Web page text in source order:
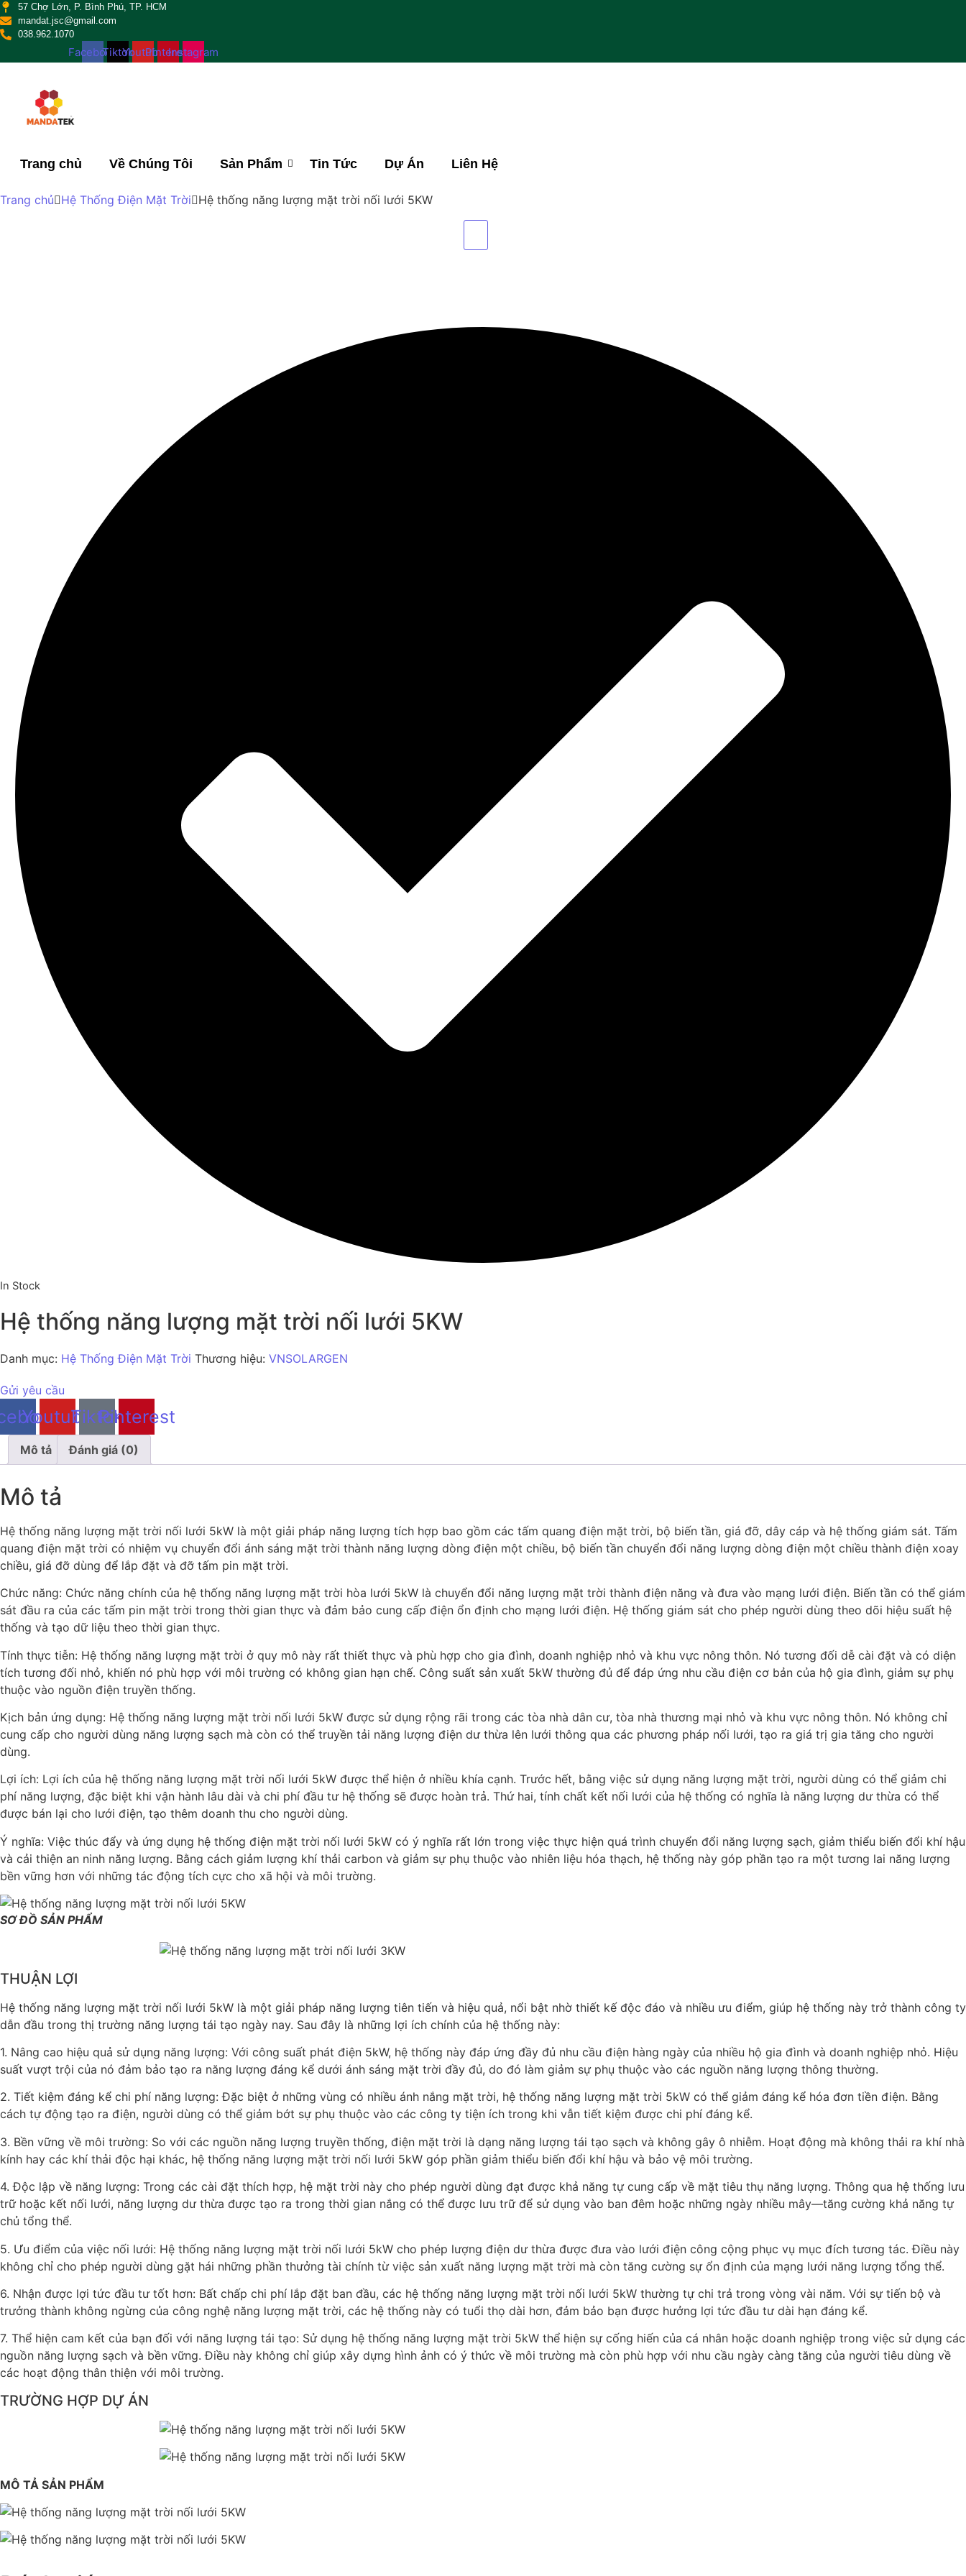
57 Chợ Lớn, P. Bình Phú, TP. HCM
mandat.jsc@gmail.com
038.962.1070
FacebookTiktokYoutubePinterestInstagram
Trang chủ Về Chúng Tôi Sản Phẩm Tin Tức Dự Án Liên Hệ
Trang chủ Hệ Thống Điện Mặt Trời Hệ thống năng lượng mặt trời nối lưới 5KW
In Stock
Hệ thống năng lượng mặt trời nối lưới 5KW
Danh mục: Hệ Thống Điện Mặt Trời Thương hiệu: VNSOLARGEN
Gửi yêu cầu
YoutubeTiktokPinterest
Mô tả Đánh giá (0)
Mô tả
Hệ thống năng lượng mặt trời nối lưới 5kW là một giải pháp năng lượng tích hợp bao gồm các tấm quang điện mặt trời, bộ biến tần, giá đỡ, dây cáp và hệ thống giám sát. Tấm
quang điện mặt trời có nhiệm vụ chuyển đổi ánh sáng mặt trời thành năng lượng dòng điện một chiều, bộ biến tần chuyển đổi năng lượng dòng điện một chiều thành điện xoay
chiều, giá đỡ dùng để lắp đặt và đỡ tấm pin mặt trời.
Chức năng: Chức năng chính của hệ thống năng lượng mặt trời hòa lưới 5kW là chuyển đổi năng lượng mặt trời thành điện năng và đưa vào mạng lưới điện. Biến tần có thể giám
sát đầu ra của các tấm pin mặt trời trong thời gian thực và đảm bảo cung cấp điện ổn định cho mạng lưới điện. Hệ thống giám sát cho phép người dùng theo dõi hiệu suất hệ
thống và tạo dữ liệu theo thời gian thực.
Tính thực tiễn: Hệ thống năng lượng mặt trời ở quy mô này rất thiết thực và phù hợp cho gia đình, doanh nghiệp nhỏ và khu vực nông thôn. Nó tương đối dễ cài đặt và có diện
tích tương đối nhỏ, khiến nó phù hợp với môi trường có không gian hạn chế. Công suất sản xuất 5kW thường đủ để đáp ứng nhu cầu điện cơ bản của hộ gia đình, giảm sự phụ
thuộc vào nguồn điện truyền thống.
Kịch bản ứng dụng: Hệ thống năng lượng mặt trời nối lưới 5kW được sử dụng rộng rãi trong các tòa nhà dân cư, tòa nhà thương mại nhỏ và khu vực nông thôn. Nó không chỉ
cung cấp cho người dùng năng lượng sạch mà còn có thể truyền tải năng lượng điện dư thừa lên lưới thông qua các phương pháp nối lưới, tạo ra giá trị gia tăng cho người
dùng.
Lợi ích: Lợi ích của hệ thống năng lượng mặt trời nối lưới 5kW được thể hiện ở nhiều khía cạnh. Trước hết, bằng việc sử dụng năng lượng mặt trời, người dùng có thể giảm chi
phí năng lượng, đặc biệt khi vận hành lâu dài và chi phí đầu tư hệ thống sẽ được hoàn trả. Thứ hai, tính chất kết nối lưới của hệ thống có nghĩa là năng lượng dư thừa có thể
được bán lại cho lưới điện, tạo thêm doanh thu cho người dùng.
Ý nghĩa: Việc thúc đẩy và ứng dụng hệ thống điện mặt trời nối lưới 5kW có ý nghĩa rất lớn trong việc thực hiện quá trình chuyển đổi năng lượng sạch, giảm thiểu biến đổi khí hậu
và cải thiện an ninh năng lượng. Bằng cách giảm lượng khí thải carbon và giảm sự phụ thuộc vào nhiên liệu hóa thạch, hệ thống này góp phần tạo ra một tương lai năng lượng
bền vững hơn với những tác động tích cực cho xã hội và môi trường.
SƠ ĐỒ SẢN PHẨM
THUẬN LỢI
Hệ thống năng lượng mặt trời nối lưới 5kW là một giải pháp năng lượng tiên tiến và hiệu quả, nổi bật nhờ thiết kế độc đáo và nhiều ưu điểm, giúp hệ thống này trở thành công ty
dẫn đầu trong thị trường năng lượng tái tạo ngày nay. Sau đây là những lợi ích chính của hệ thống này:
1. Nâng cao hiệu quả sử dụng năng lượng: Với công suất phát điện 5kW, hệ thống này đáp ứng đầy đủ nhu cầu điện hàng ngày của nhiều hộ gia đình và doanh nghiệp nhỏ. Hiệu
suất vượt trội của nó đảm bảo tạo ra năng lượng đáng kể dưới ánh sáng mặt trời đầy đủ, do đó làm giảm sự phụ thuộc vào các nguồn năng lượng thông thường.
2. Tiết kiệm đáng kể chi phí năng lượng: Đặc biệt ở những vùng có nhiều ánh nắng mặt trời, hệ thống năng lượng mặt trời 5kW có thể giảm đáng kể hóa đơn tiền điện. Bằng
cách tự động tạo ra điện, người dùng có thể giảm bớt sự phụ thuộc vào các công ty tiện ích trong khi vẫn tiết kiệm được chi phí đáng kể.
3. Bền vững về môi trường: So với các nguồn năng lượng truyền thống, điện mặt trời là dạng năng lượng tái tạo sạch và không gây ô nhiễm. Hoạt động mà không thải ra khí nhà
kính hay các khí thải độc hại khác, hệ thống năng lượng mặt trời nối lưới 5kW góp phần giảm thiểu biến đổi khí hậu và bảo vệ môi trường.
4. Độc lập về năng lượng: Trong các cài đặt thích hợp, hệ mặt trời này cho phép người dùng đạt được khả năng tự cung cấp về mặt tiêu thụ năng lượng. Thông qua hệ thống lưu
trữ hoặc kết nối lưới, năng lượng dư thừa được tạo ra trong thời gian nắng có thể được lưu trữ để sử dụng vào ban đêm hoặc những ngày nhiều mây—tăng cường khả năng tự
chủ tổng thể.
5. Ưu điểm của việc nối lưới: Hệ thống năng lượng mặt trời nối lưới 5kW cho phép lượng điện dư thừa được đưa vào lưới điện công cộng phục vụ mục đích tương tác. Điều này
không chỉ cho phép người dùng gặt hái những phần thưởng tài chính từ việc sản xuất năng lượng mặt trời mà còn tăng cường sự ổn định của mạng lưới năng lượng tổng thể.
6. Nhận được lợi tức đầu tư tốt hơn: Bất chấp chi phí lắp đặt ban đầu, các hệ thống năng lượng mặt trời nối lưới 5kW thường tự chi trả trong vòng vài năm. Với sự tiến bộ và
trưởng thành không ngừng của công nghệ năng lượng mặt trời, các hệ thống này có tuổi thọ dài hơn, đảm bảo bạn được hưởng lợi tức đầu tư dài hạn đáng kể.
7. Thể hiện cam kết của bạn đối với năng lượng tái tạo: Sử dụng hệ thống năng lượng mặt trời 5kW thể hiện sự cống hiến của cá nhân hoặc doanh nghiệp trong việc sử dụng các
nguồn năng lượng sạch và bền vững. Điều này không chỉ giúp xây dựng hình ảnh có ý thức về môi trường mà còn phù hợp với nhu cầu ngày càng tăng của người tiêu dùng về
các hoạt động thân thiện với môi trường.
TRƯỜNG HỢP DỰ ÁN
MÔ TẢ SẢN PHẨM